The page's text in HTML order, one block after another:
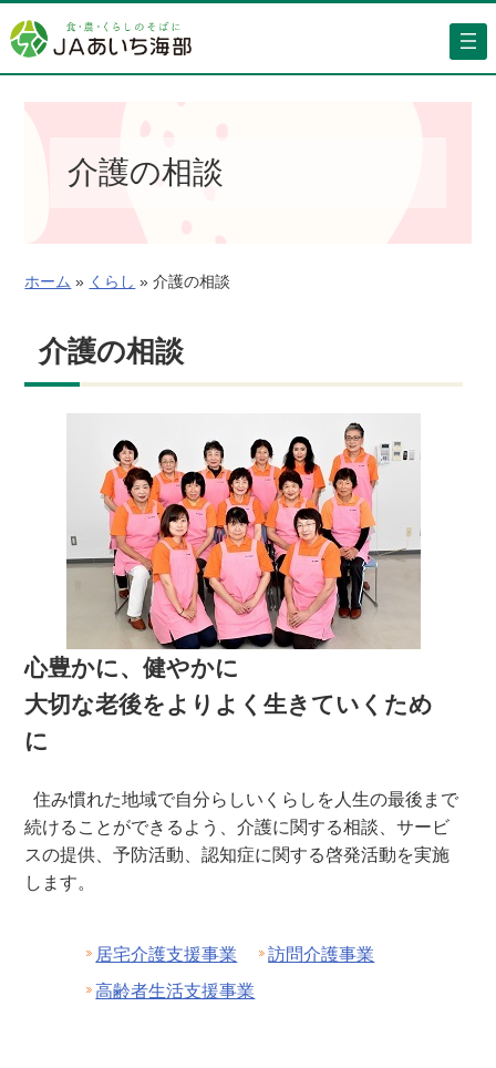
容
を
介護の相談
ホーム » くらし » 介護の相談
介護の相談
心豊かに、健やかに
大切な老後をよりよく生きていくため
に
住み慣れた地域で自分らしいくらしを人生の最後まで
続けることができるよう、介護に関する相談、サービ
スの提供、予防活動、認知症に関する啓発活動を実施
します。
居宅介護支援事業
訪問介護事業
高齢者生活支援事業